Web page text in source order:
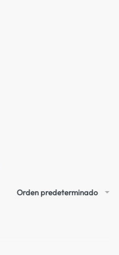
Orden predeterminado